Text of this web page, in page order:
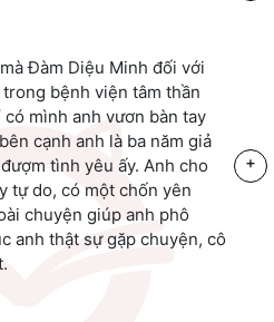
Đàm Diệu Minh đối với
bệnh viện tâm thần
mình anh vươn bàn tay
cạnh anh là ba năm giả
tình yêu ấy. Anh cho
tự do, có một chốn yên
chuyện giúp anh phô
anh thật sự gặp chuyện, cô
+